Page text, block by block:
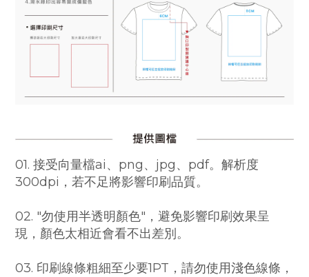
01. 接受向量檔ai、png、jpg、pdf。解析度
300dpi，若不足將影響印刷品質。
02. "勿使用半透明顏色"，避免影響印刷效果呈
現，顏色太相近會看不出差別。
03. 印刷線條粗細至少要1PT，請勿使用淺色線條，